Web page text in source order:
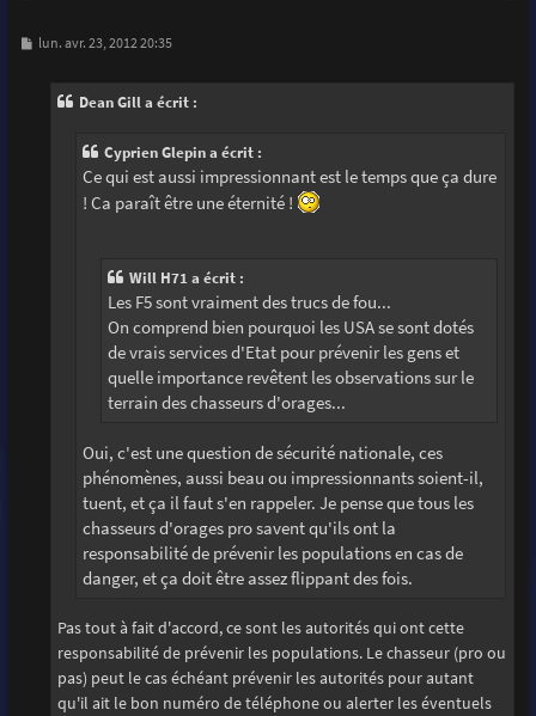
Mlun. avr. 23, 2012 20:35
Dean Gill a écrit :
Cyprien Glepin a écrit :
Ce qui est aussi impressionnant est le temps que ça dure
! Ca paraît être une éternité !
Will H71 a écrit :
Les F5 sont vraiment des trucs de fou...
On comprend bien pourquoi les USA se sont dotés
de vrais services d'Etat pour prévenir les gens et
quelle importance revêtent les observations sur le
terrain des chasseurs d'orages...
Oui, c'est une question de sécurité nationale, ces
phénomènes, aussi beau ou impressionnants soient-il,
tuent, et ça il faut s'en rappeler. Je pense que tous les
chasseurs d'orages pro savent qu'ils ont la
responsabilité de prévenir les populations en cas de
danger, et ça doit être assez flippant des fois.
Pas tout à fait d'accord, ce sont les autorités qui ont cette
responsabilité de prévenir les populations. Le chasseur (pro ou
pas) peut le cas échéant prévenir les autorités pour autant
qu'il ait le bon numéro de téléphone ou alerter les éventuels